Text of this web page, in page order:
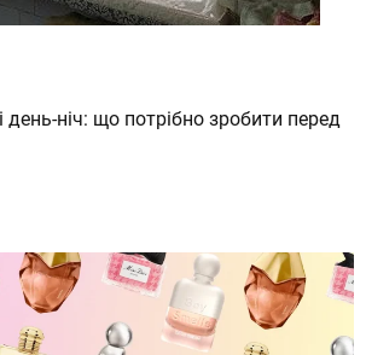
день-ніч: що потрібно зробити перед